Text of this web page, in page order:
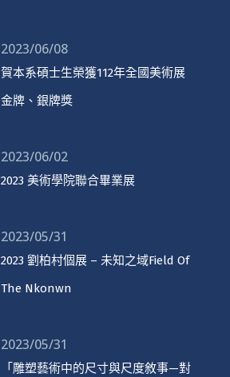
2023/06/08
賀本系碩士生榮獲112年全國美術展
金牌、銀牌獎
2023/06/02
2023 美術學院聯合畢業展
2023/05/31
2023 劉柏村個展 – 未知之域Field Of
The Nkonwn
2023/05/31
「雕塑藝術中的尺寸與尺度敘事—對